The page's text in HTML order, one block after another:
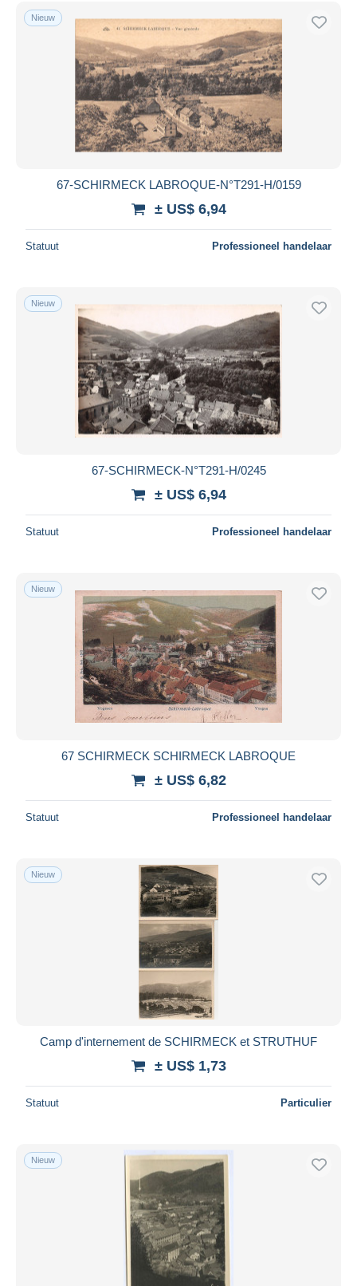
Gratis levering
Betaalmiddelen
PayPal
Bankoverschrijving
Visa
Mastercard
Bancontact
Woonplaats van de verkoper
Toepassen
Nieuw
67-SCHIRMECK LABROQUE-N°T291-H/0159
± US$ 6,94
Statuut Professioneel handelaar
Nieuw
67-SCHIRMECK-N°T291-H/0245
± US$ 6,94
Statuut Professioneel handelaar
Nieuw
67 SCHIRMECK SCHIRMECK LABROQUE
± US$ 6,82
Statuut Professioneel handelaar
Nieuw
Camp d'internement de SCHIRMECK et STRUTHUF
± US$ 1,73
Statuut Particulier
Nieuw